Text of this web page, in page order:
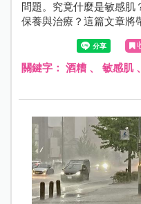
問題。究竟什麼是敏感肌
保養與治療？這篇文章將
關鍵字： 酒糟、 敏感肌